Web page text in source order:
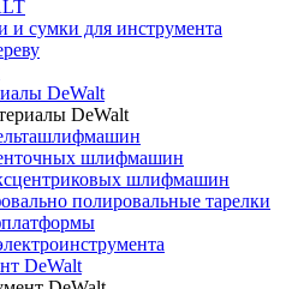
и сумки для инструмента
DeWalt
DeWalt
шлифмашин
шлифмашин
полировальные тарелки
DeWalt